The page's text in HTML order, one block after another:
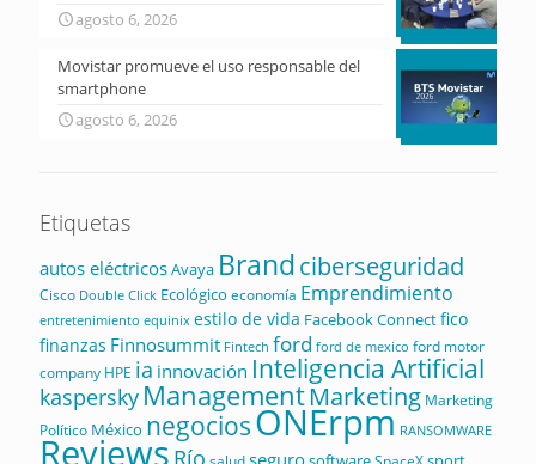
agosto 6, 2026
Movistar promueve el uso responsable del
smartphone
agosto 6, 2026
Etiquetas
autos eléctricosAvaya Brandciberseguridad
Cisco Double Click Ecológico economía Emprendimiento
entretenimiento equinix estilo de vida Facebook Connectfico
finanzas Finnosummit Fintech ford ford de mexico ford motor
company HPE ia innovación Inteligencia Artificial
kaspersky ManagementMarketing Marketing
Político México negociosONErpm RANSOMWARE
Reviews Río seguro